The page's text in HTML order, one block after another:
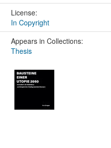
License:
In Copyright
Appears in Collections:
Thesis